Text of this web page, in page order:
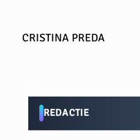
CRISTINA PREDA
REDACTIE